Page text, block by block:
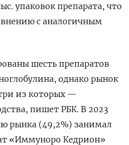
упаковок препарата, что
с аналогичным
шесть препаратов
однако рынок
из которых —
пишет РБК. В 2023
рынка (49,2%) занимал
«Иммуноро Кедрион»